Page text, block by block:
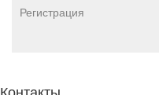
Регистрация